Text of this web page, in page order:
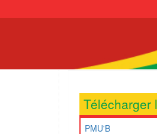
Télécharger
PMU'B